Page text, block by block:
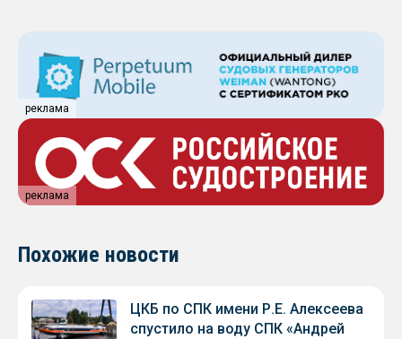
реклама
реклама
Похожие новости
ЦКБ по СПК имени Р.Е. Алексеева
спустило на воду СПК «Андрей